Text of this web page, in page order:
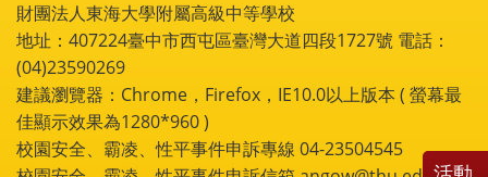
財團法人東海大學附屬高級中等學校
地址：407224臺中市西屯區臺灣大道四段1727號 電話：
(04)23590269
建議瀏覽器：Chrome，Firefox，IE10.0以上版本 ( 螢幕最
佳顯示效果為1280*960 )
校園安全、霸凌、性平事件申訴專線 04-23504545